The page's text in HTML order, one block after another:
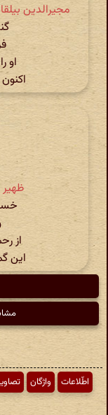
مجیرالدین
او
ظهیر
از
این
اطّلاعات واژگان